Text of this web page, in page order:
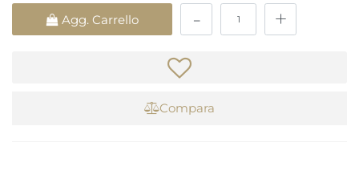
Agg. Carrello
Compara